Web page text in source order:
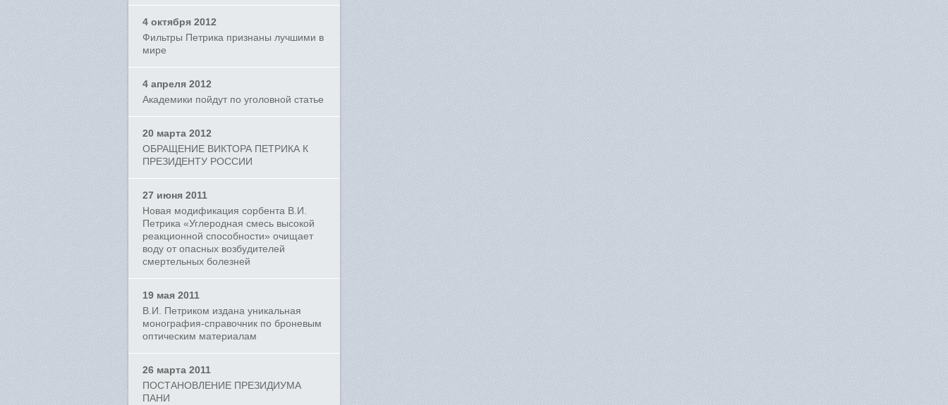
4 октября 2012
Фильтры Петрика признаны лучшими в
мире
4 апреля 2012
Академики пойдут по уголовной статье
20 марта 2012
ОБРАЩЕНИЕ ВИКТОРА ПЕТРИКА К
ПРЕЗИДЕНТУ РОССИИ
27 июня 2011
Новая модификация сорбента В.И.
Петрика «Углеродная смесь высокой
реакционной способности» очищает
воду от опасных возбудителей
смертельных болезней
19 мая 2011
В.И. Петриком издана уникальная
монография-справочник по броневым
оптическим материалам
26 марта 2011
ПОСТАНОВЛЕНИЕ ПРЕЗИДИУМА
ПАНИ